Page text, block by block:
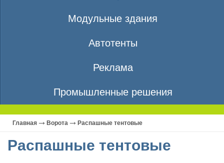
Модульные здания
Автотенты
Реклама
Промышленные решения
Главная Ворота Распашные тентовые
Распашные тентовые